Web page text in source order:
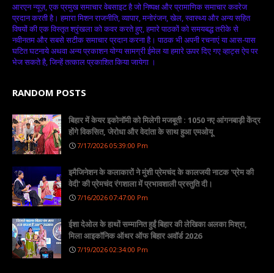
आरएन न्यूज़, एक प्रमुख समाचार वेबसाइट है जो निष्पक्ष और प्रामाणिक समाचार कवरेज
प्रदान करती है। हमारा मिशन राजनीति, व्यापार, मनोरंजन, खेल, स्वास्थ्य और अन्य सहित
विषयों की एक विस्तृत श्रृंखला को कवर करते हुए, हमारे पाठकों को समयबद्ध तरीके से
नवीनतम और सबसे सटीक समाचार प्रदान करना है। पाठक भी अपनी रचनाएं या आस-पास
घटित घटनाये अथवा अन्य प्रकाशन योग्य सामग्री ईमेल या हमारे ऊपर दिए गए व्हाट्स ऐप पर
भेज सकते है, जिन्हें तत्काल प्रकाशित किया जायेगा ।
RANDOM POSTS
बिहार में केयर इकोनॉमी को मिलेगी मजबूती : 1050 नए आंगनबाड़ी केंद्र
होंगे विकसित, जेरोधा और वेदांता के साथ हुआ एमओयू
7/17/2026 05:39:00 Pm
इमैजिनेशन के कलाकारों ने मुंशी प्रेमचंद के कालजयी नाटक 'प्रेम की
वेदी' की प्रेमचंद रंगशाला में प्रभावशाली प्रस्तुति दी।
7/16/2026 07:47:00 Pm
ईशा देओल के हाथों सम्मानित हुईं बिहार की लेखिका अलका मिश्रा,
मिला आइकॉनिक ऑथर ऑफ बिहार अवॉर्ड 2026
7/19/2026 02:34:00 Pm